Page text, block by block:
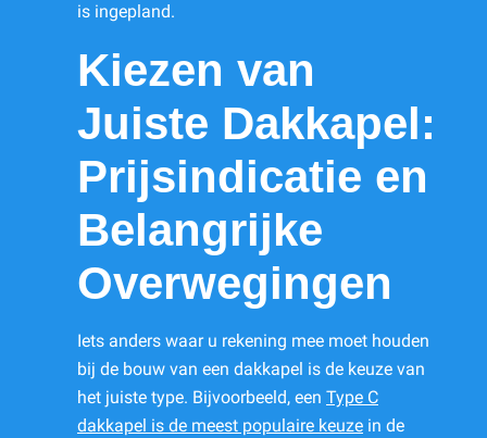
is ingepland.
Kiezen van
Juiste Dakkapel:
Prijsindicatie en
Belangrijke
Overwegingen
Iets anders waar u rekening mee moet houden
bij de bouw van een dakkapel is de keuze van
het juiste type. Bijvoorbeeld, een Type C
dakkapel is de meest populaire keuze in de